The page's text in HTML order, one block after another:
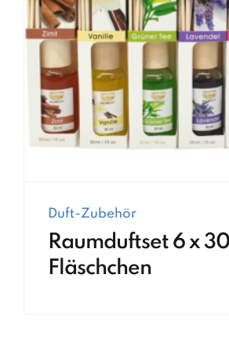
Duft-Zubehör
Raumduftset 6 x
Fläschchen